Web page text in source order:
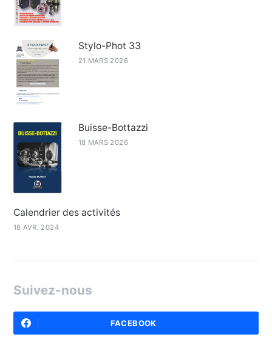
Stylo-Phot 33
21 MARS 2026
Buisse-Bottazzi
18 MARS 2026
Calendrier des activités
18 AVR. 2024
Suivez-nous
FACEBOOK